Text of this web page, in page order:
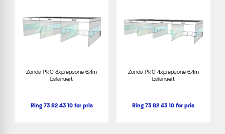
Zonda PRO 3xprepsone 6,4m
balansert
Ring 73 82 43 10 for pris
Zonda PRO 4xprepsone 6,4m
balansert
Ring 73 82 43 10 for pris